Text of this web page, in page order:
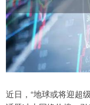
近日，“地球或将迎超